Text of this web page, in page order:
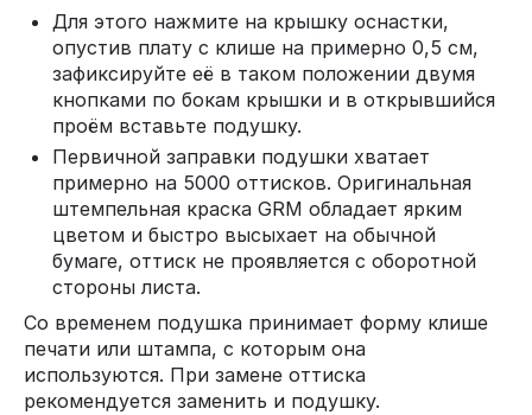
Для этого нажмите на крышку оснастки,
опустив плату с клише на примерно 0,5 см,
зафиксируйте её в таком положении двумя
кнопками по бокам крышки и в открывшийся
проём вставьте подушку.
Первичной заправки подушки хватает
примерно на 5000 оттисков. Оригинальная
штемпельная краска GRM обладает ярким
цветом и быстро высыхает на обычной
бумаге, оттиск не проявляется с оборотной
стороны листа.
Со временем подушка принимает форму клише
печати или штампа, с которым она
используются. При замене оттиска
рекомендуется заменить и подушку.